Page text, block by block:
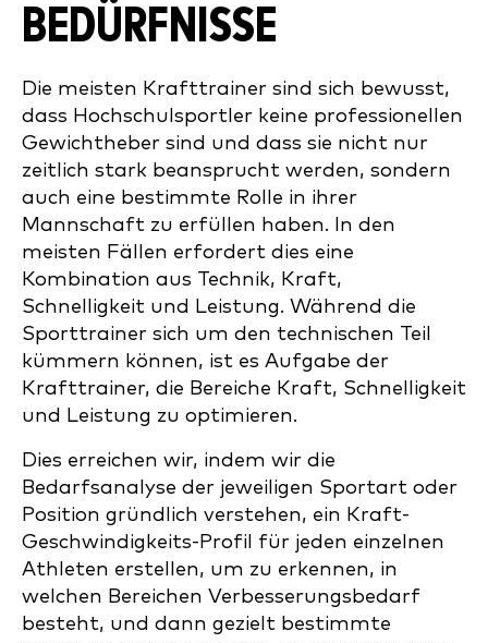
BEDÜRFNISSE
Die meisten Krafttrainer sind sich bewusst,
dass Hochschulsportler keine professionellen
Gewichtheber sind und dass sie nicht nur
zeitlich stark beansprucht werden, sondern
auch eine bestimmte Rolle in ihrer
Mannschaft zu erfüllen haben. In den
meisten Fällen erfordert dies eine
Kombination aus Technik, Kraft,
Schnelligkeit und Leistung. Während die
Sporttrainer sich um den technischen Teil
kümmern können, ist es Aufgabe der
Krafttrainer, die Bereiche Kraft, Schnelligkeit
und Leistung zu optimieren.
Dies erreichen wir, indem wir die
Bedarfsanalyse der jeweiligen Sportart oder
Position gründlich verstehen, ein Kraft-
Geschwindigkeits-Profil für jeden einzelnen
Athleten erstellen, um zu erkennen, in
welchen Bereichen Verbesserungsbedarf
besteht, und dann gezielt bestimmte